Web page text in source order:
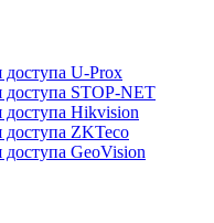
U-Prox
STOP-NET
Hikvision
ZKTeco
GeoVision